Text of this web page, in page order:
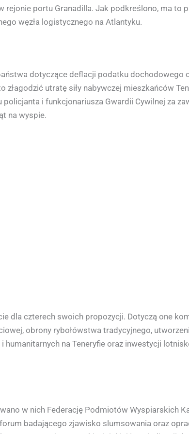
portu Granadilla. Jak podkreślono, ma to
węzła logistycznego na Atlantyku.
dotyczące deflacji podatku dochodowego
utratę siły nabywczej mieszkańców
i funkcjonariusza Gwardii Cywilnej za
na wyspie.
dla czterech swoich propozycji. Dotyczą one
obrony rybołówstwa tradycyjnego,
na Teneryfie oraz inwestycji
w nich Federację Podmiotów Wyspiarskich
badającego zjawisko slumsowania oraz